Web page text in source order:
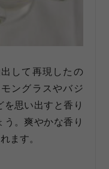
して再現したの
ングラスやバジ
思い出すと香り
。爽やかな香り
ます。